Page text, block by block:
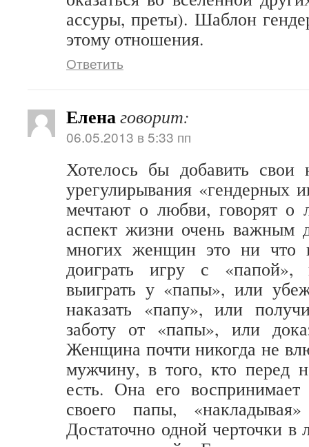
ассуры, преты). Шаблон
этому отношения.
Ответить
Еленаговорит:
06.05.2013 в 5:33 пп
Хотелось бы добавить свои
урегулирывания «гендерных
мечтают о любви, говорят о
аспект жизни очень важным
многих женщин это ни что
доиграть игру с «папой»,
выиграть у «папы», или
наказать «папу», или
заботу от «папы», или
Женщина почти никогда не
мужчину, в того, кто перед
есть. Она его
своего папы,
Достаточно одной черточки